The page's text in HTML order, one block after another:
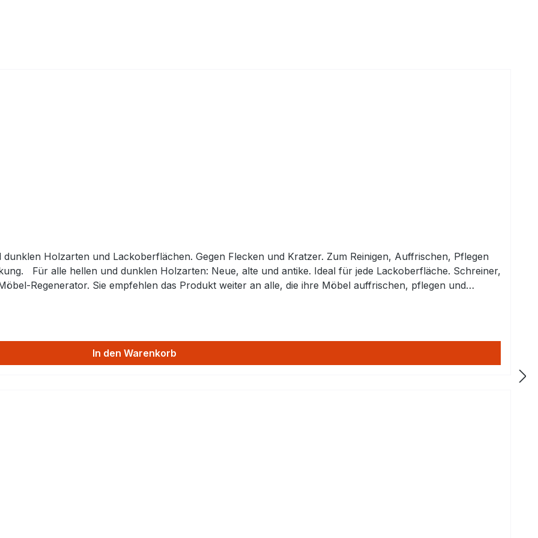
Schreiner,
Regenerator. Sie empfehlen das Produkt weiter an alle, die ihre Möbel auffrischen, pflegen und
Die Wirkung: Die Oberfläche wird intensiv gereinigt und erneuert,
und die Feuchtigkeit zurück. Der Möbel-Regenerator wirkt in die Tiefe, nicht nur oberflächlich. Das
zur Geltung. Es entsteht ein Schutz gegen Schmutz (keine Schichtenbildung). Qualitätsprodukt:
In den Warenkorb